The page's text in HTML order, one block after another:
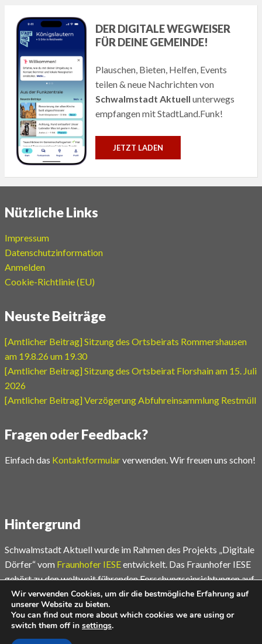
DER DIGITALE WEGWEISER
FÜR DEINE GEMEINDE!
Plauschen, Bieten, Helfen, Events
teilen & neue Nachrichten von
Schwalmstadt Aktuell unterwegs
empfangen mit StadtLand.Funk!
JETZT LADEN
Nützliche Links
Impressum
Datenschutzinformation
Anmelden
Cookie-Richtlinie (EU)
Neuste Beiträge
[Amtlicher Beitrag] Sitzung des Ortsbeirats Rommershausen
am 19.8.26 um 19.30
[Amtlicher Beitrag] Sitzung des Ortsbeirat Florshain am 15. Juli
2026
[Amtlicher Beitrag] Verzögerung Abfuhreinsammlung Restmüll
Fragen oder Feedback?
Einfach das Kontaktformularverwenden. Wir freuen uns schon!
Hintergrund
Schwalmstadt Aktuell wurde im Rahmen des Projekts „Digitale
Dörfer“ vom Fraunhofer IESEentwickelt. Das Fraunhofer IESE
gehört zu den weltweit führenden Forschungseinrichtungen auf
dem Gebiet der Software- und Systementwicklungsmethoden.
Mehr unterwww.digitale-doerfer.de
Wir verwenden Cookies, um dir die bestmögliche Erfahrung auf
unserer Website zu bieten.
You can find out more about which cookies we are using or
switch them off in settings.